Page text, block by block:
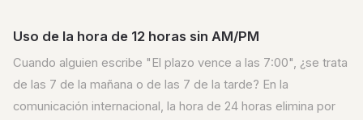
Uso de la hora de 12 horas sin AM/PM
Cuando alguien escribe "El plazo vence a las 7:00", ¿se trata
de las 7 de la mañana o de las 7 de la tarde? En la
comunicación internacional, la hora de 24 horas elimina por